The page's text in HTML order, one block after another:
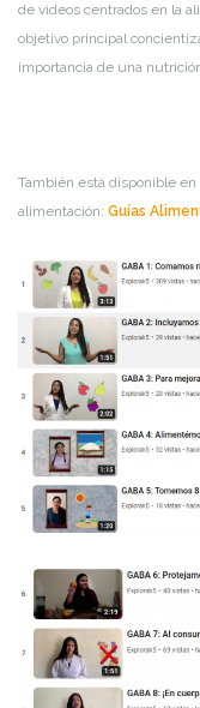
de videos centrados en la
objetivo principal
importancia de una
También está disponible en
alimentación: Guías